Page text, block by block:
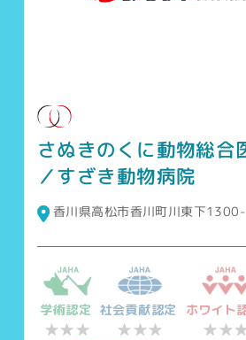
さぬきのくに動物総合
／すざき動物病院
香川県高松市香川町川東下
学術認定
★★★
社会貢献認定
★★★
ホワイト